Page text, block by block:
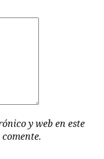
y web en este